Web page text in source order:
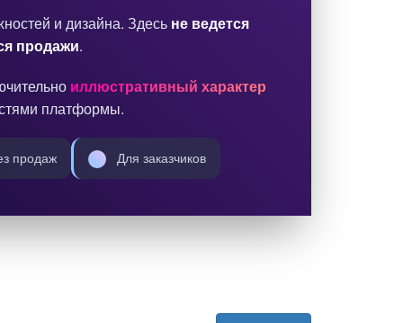
и дизайна. Здесь не ведется
продажи.
иллюстративный характер
платформы.
продаж Для заказчиков